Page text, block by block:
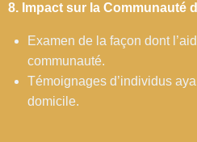
8. Impact sur la Communauté
Examen de la façon dont
communauté.
Témoignages d’individus
domicile.